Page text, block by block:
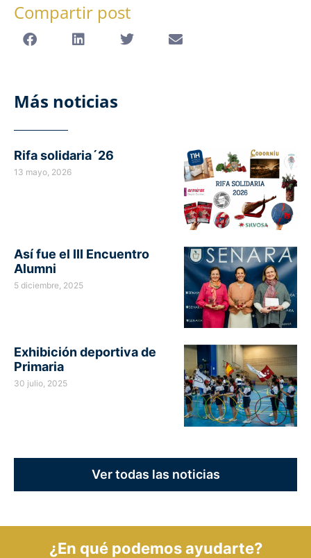
Compartir post
Más noticias
Rifa solidaria´26
13 mayo, 2026
Así fue el III Encuentro
Alumni
5 diciembre, 2025
Exhibición deportiva de
Primaria
30 julio, 2025
Ver todas las noticias
¿En qué podemos ayudarte?